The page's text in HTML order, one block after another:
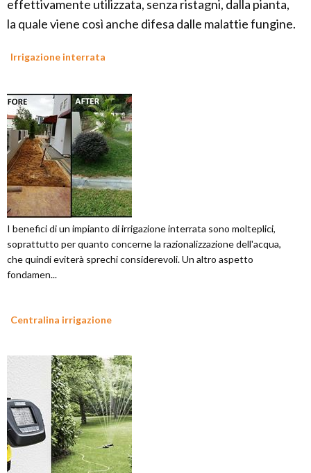
effettivamente utilizzata, senza ristagni, dalla pianta,
la quale viene così anche difesa dalle malattie fungine.
Irrigazione interrata
I benefici di un impianto di irrigazione interrata sono molteplici,
soprattutto per quanto concerne la razionalizzazione dell'acqua,
che quindi eviterà sprechi considerevoli. Un altro aspetto
fondamen...
Centralina irrigazione